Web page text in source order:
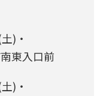
)・
東入口前
)・